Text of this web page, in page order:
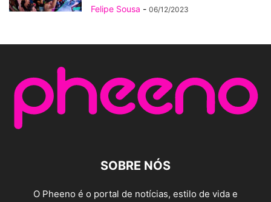
Felipe Sousa - 06/12/2023
SOBRE NÓS
O Pheeno é o portal de notícias, estilo de vida e